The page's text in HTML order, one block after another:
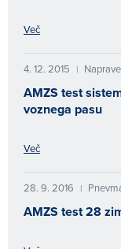
Več
4. 12. 2015 | Naprave
AMZS test
voznega pasu
Več
28. 9. 2016 |
AMZS test 28